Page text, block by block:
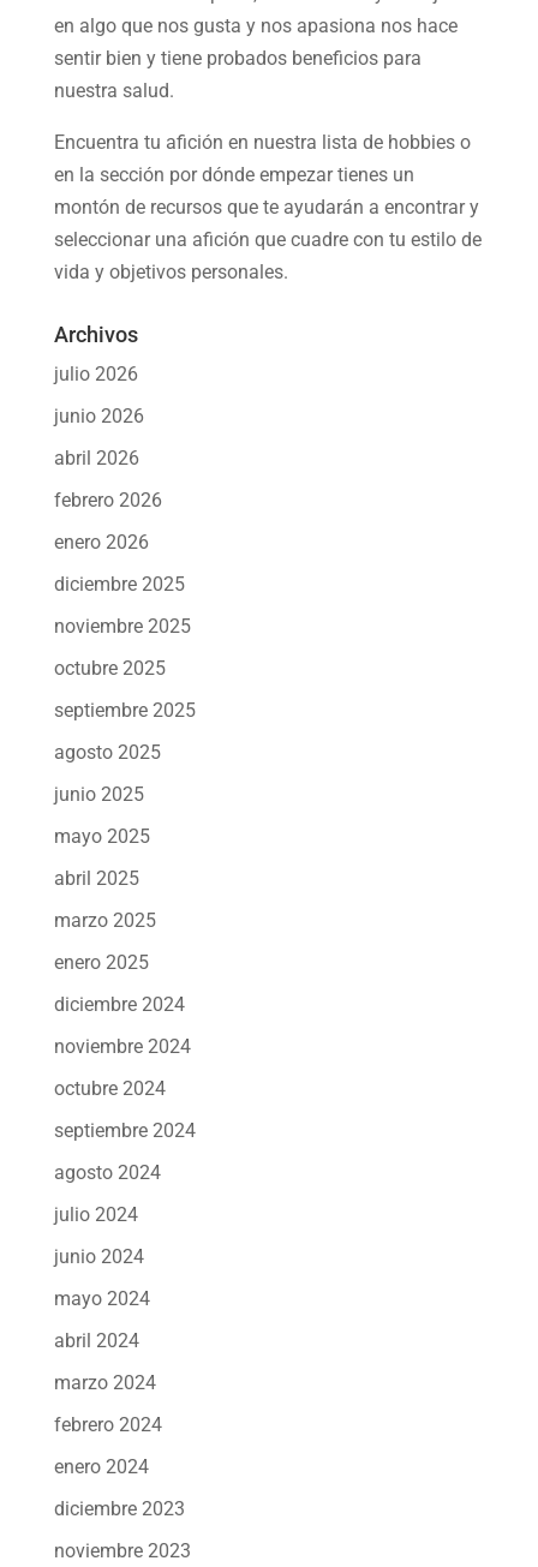
en algo que nos gusta y nos apasiona nos hace
sentir bien y tiene probados beneficios para
nuestra salud.
Encuentra tu afición en nuestra lista de hobbieso
en la sección por dónde empezar tienes un
montón de recursos que te ayudarán a encontrar y
seleccionar una afición que cuadre con tu estilo de
vida y objetivos personales.
Archivos
julio 2026
junio 2026
abril 2026
febrero 2026
enero 2026
diciembre 2025
noviembre 2025
octubre 2025
septiembre 2025
agosto 2025
junio 2025
mayo 2025
abril 2025
marzo 2025
enero 2025
diciembre 2024
noviembre 2024
octubre 2024
septiembre 2024
agosto 2024
julio 2024
junio 2024
mayo 2024
abril 2024
marzo 2024
febrero 2024
enero 2024
diciembre 2023
noviembre 2023